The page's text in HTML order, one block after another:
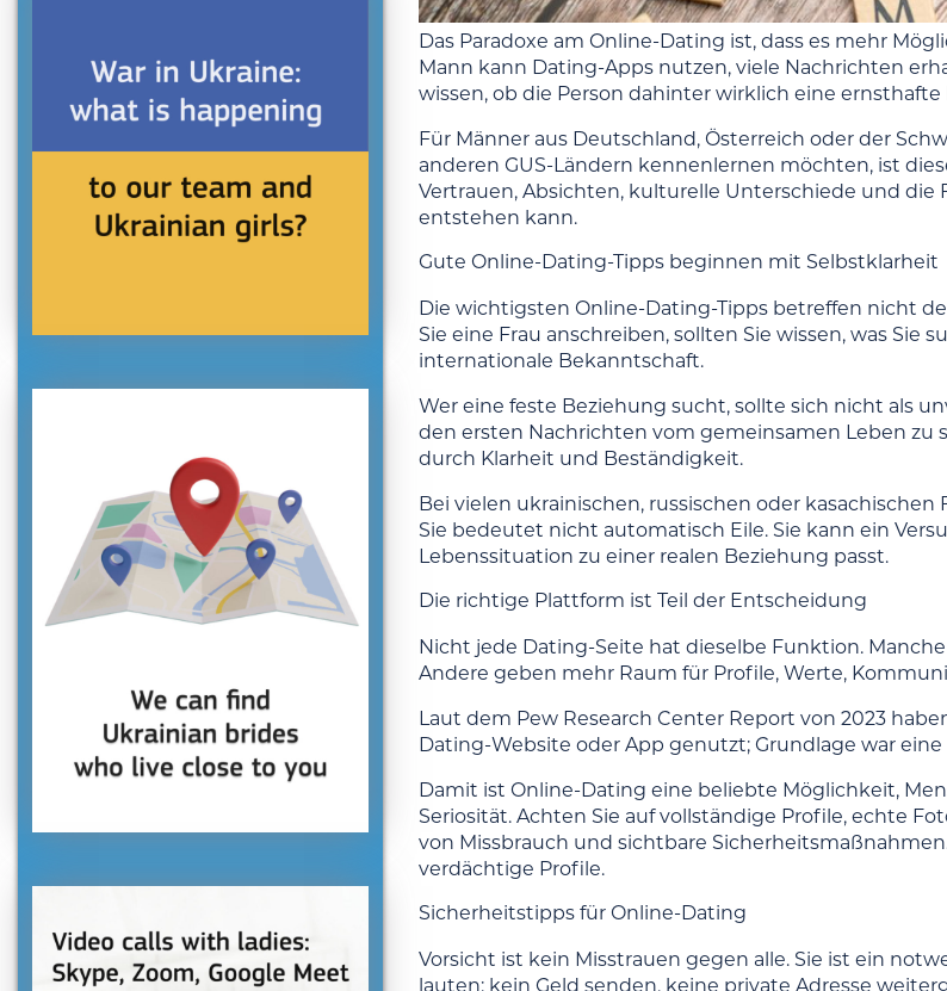
Das Paradoxe am Online-Dating ist, dass es mehr
Mann kann Dating-Apps nutzen, viele Nachrichten
wissen, ob die Person dahinter wirklich eine
Für Männer aus Deutschland, Österreich oder der
anderen GUS-Ländern kennenlernen möchten, ist
Vertrauen, Absichten, kulturelle Unterschiede und
entstehen kann.
Gute Online-Dating-Tipps beginnen mit Selbstklarheit
Die wichtigsten Online-Dating-Tipps betreffen nicht
Sie eine Frau anschreiben, sollten Sie wissen, was Sie
internationale Bekanntschaft.
Wer eine feste Beziehung sucht, sollte sich nicht als
den ersten Nachrichten vom gemeinsamen Leben
durch Klarheit und Beständigkeit.
Bei vielen ukrainischen, russischen oder
Sie bedeutet nicht automatisch Eile. Sie kann ein
Lebenssituation zu einer realen Beziehung passt.
Die richtige Plattform ist Teil der Entscheidung
Nicht jede Dating-Seite hat dieselbe Funktion.
Andere geben mehr Raum für Profile, Werte,
Laut dem Pew Research Center Report von 2023
Dating-Website oder App genutzt; Grundlage war eine
Damit ist Online-Dating eine beliebte Möglichkeit,
Seriosität. Achten Sie auf vollständige Profile, echte
von Missbrauch und sichtbare
verdächtige Profile.
Sicherheitstipps für Online-Dating
Vorsicht ist kein Misstrauen gegen alle. Sie ist ein
lauten: kein Geld senden, keine private Adresse